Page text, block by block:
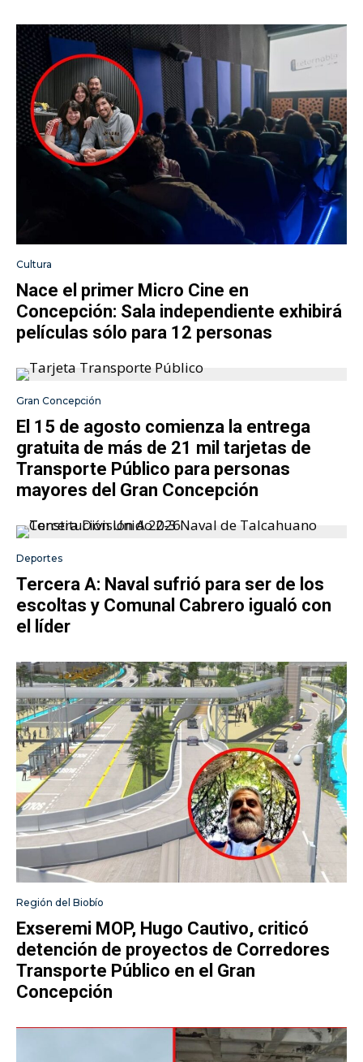
Cultura
Nace el primer Micro Cine en
Concepción: Sala independiente exhibirá
películas sólo para 12 personas
Gran Concepción
El 15 de agosto comienza la entrega
gratuita de más de 21 mil tarjetas de
Transporte Público para personas
mayores del Gran Concepción
Deportes
Tercera A: Naval sufrió para ser de los
escoltas y Comunal Cabrero igualó con
el líder
Región del Biobío
Exseremi MOP, Hugo Cautivo, criticó
detención de proyectos de Corredores
Transporte Público en el Gran
Concepción